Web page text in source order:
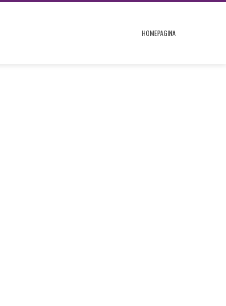
HOMEPAGINA